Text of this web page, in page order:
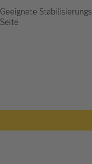
Geeignete
Seite